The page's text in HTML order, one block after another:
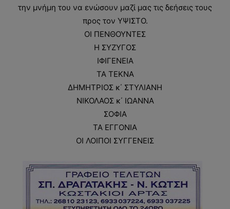
την μνήμη του να ενώσουν μαζί μας τις δεήσεις τους
προς τον ΥΨΙΣΤΟ.
ΟΙ ΠΕΝΘΟΥΝΤΕΣ
Η ΣΥΖΥΓΟΣ
ΙΦΙΓΕΝΕΙΑ
ΤΑ ΤΕΚΝΑ
ΔΗΜΗΤΡΙΟΣ κ΄ ΣΤΥΛΙΑΝΗ
ΝΙΚΟΛΑΟΣ κ΄ ΙΩΑΝΝΑ
ΣΟΦΙΑ
ΤΑ ΕΓΓΟΝΙΑ
ΟΙ ΛΟΙΠΟΙ ΣΥΓΓΕΝΕΙΣ